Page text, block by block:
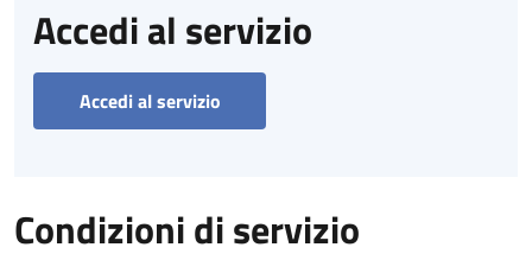
Accedi al servizio
Accedi al servizio
Condizioni di servizio